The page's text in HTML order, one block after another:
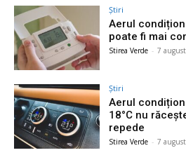
Știri
Aerul
poate fi mai
Stirea Verde - 7
Știri
Aerul
18°C nu
repede
Stirea Verde - 7